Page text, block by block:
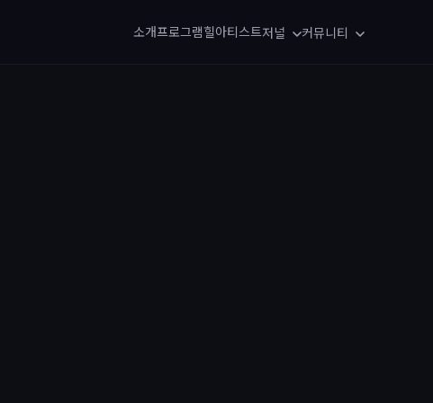
소개프로그램힐아티스트저널 커뮤니티